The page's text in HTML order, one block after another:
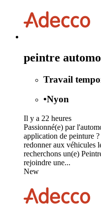
peintre
Travail
•Nyon
Il y a 22 heures
Passionné(e) par
application de peinture
redonner aux véhicules
recherchons un(e)
rejoindre une...
New